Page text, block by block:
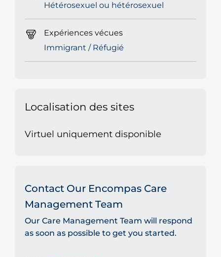
Hétérosexuel ou hétérosexuel
Expériences vécues
Immigrant / Réfugié
Localisation des sites
Virtuel uniquement disponible
Contact Our Encompas Care
Management Team
Our Care Management Team will respond
as soon as possible to get you started.